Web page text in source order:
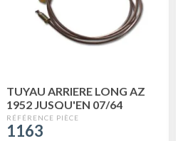
TUYAU ARRIERE LONG AZ
1952 JUSQU'EN 07/64
1163